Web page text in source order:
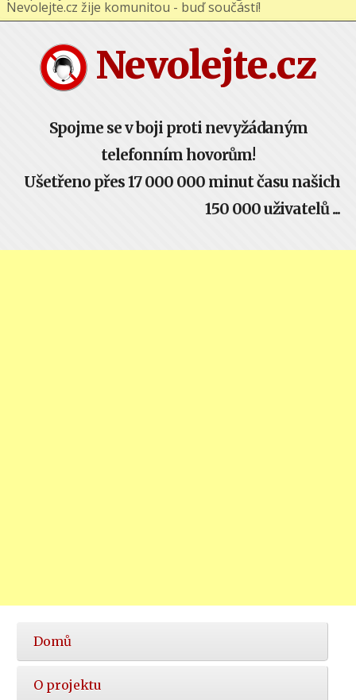
Nevolejte.cz
Spojme se v boji proti nevyžádaným
telefonním hovorům!
Ušetřeno přes 17 000 000 minut času našich
150 000 uživatelů ...
Hlavní
nabídka
Domů
O projektu
Nevolejte.cz žije komunitou - buď součástí!